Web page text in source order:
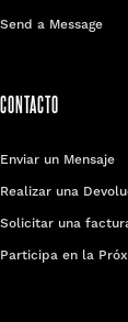
Send a Message
CONTACTO
Enviar un Mensaje
Realizar una
Solicitar una
Participa en la